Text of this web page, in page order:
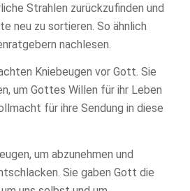
Strahlen zurückzufinden und
neu zu sortieren. So ähnlich
nachlesen.
Kniebeugen vor Gott. Sie
um Gottes Willen für ihr Leben
für ihre Sendung in diese
um abzunehmen und
Sie gaben Gott die